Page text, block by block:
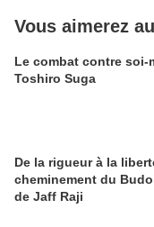
Vous aimerez
Le combat contre soi-
Toshiro Suga
De la rigueur à la
cheminement du
de Jaff Raji